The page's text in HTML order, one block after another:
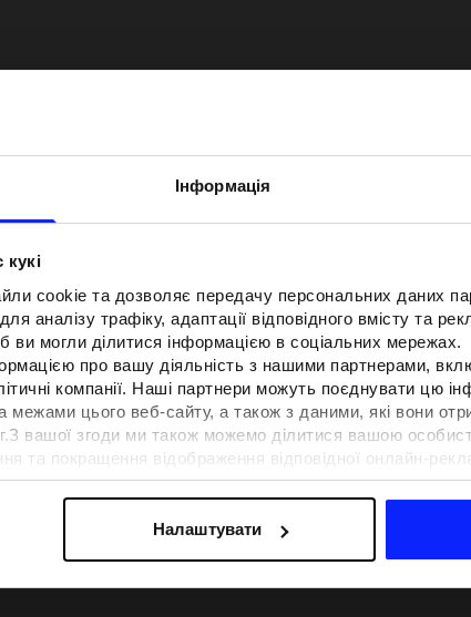
Інформація
cookie та дозволяє передачу персональних даних
аналізу трафіку, адаптації відповідного вмісту та
ви могли ділитися інформацією в соціальних мережах.
про вашу діяльність з нашими партнерами,
компанії. Наші партнери можуть поєднувати цю
межами цього веб-сайту, а також з даними, які вони
вашої згоди ми також можемо ділитися вашою
та покращення відображення відповідної онлайн-
рішень, які пропонують наші партнери
в нашійПолітиці конфіденційностіта в розділі
Налаштувати
тенісу та
стилем
Образи на фестиваль. Як
на музичні фестивалі?